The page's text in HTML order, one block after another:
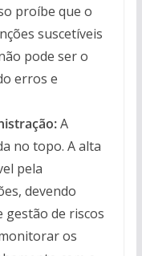
proíbe que o
suscetíveis
pode ser o
erros e
A
no topo. A alta
pela
devendo
de riscos
os